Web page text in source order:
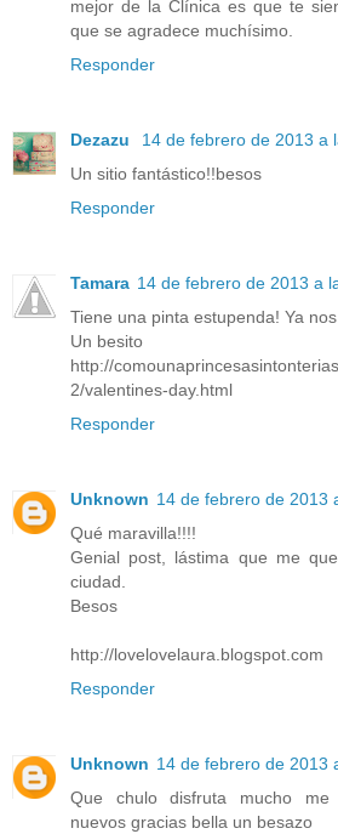
mejor de la Clínica es que te
que se agradece muchísimo.
Responder
Dezazu
14 de febrero de 2013 a
Un sitio fantástico!!besos
Responder
Tamara 14 de febrero de 2013 a
Tiene una pinta estupenda! Ya
Un besito
http://
2/valentines-day.html
Responder
Unknown 14 de febrero de 2013
Qué maravilla!!!!
Genial post, lástima que me
ciudad.
Besos
http://lovelovelaura.blogspot.com
Responder
Unknown 14 de febrero de 2013
Que chulo disfruta mucho me
nuevos gracias bella un besazo